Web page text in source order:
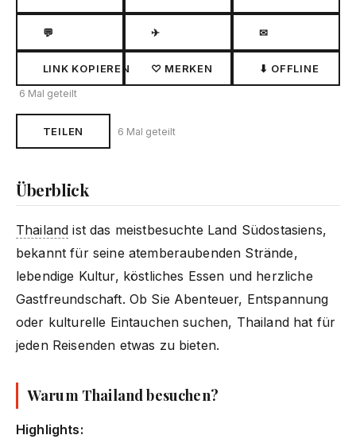
💬 ✈ ✉
LINK KOPIEREN ♡ MERKEN ⬇ OFFLINE
6 Mal geteilt
TEILEN 6 Mal geteilt
Überblick
Thailand ist das meistbesuchte Land Südostasiens,
bekannt für seine atemberaubenden Strände,
lebendige Kultur, köstliches Essen und herzliche
Gastfreundschaft. Ob Sie Abenteuer, Entspannung
oder kulturelle Eintauchen suchen, Thailand hat für
jeden Reisenden etwas zu bieten.
Warum Thailand besuchen?
Highlights: